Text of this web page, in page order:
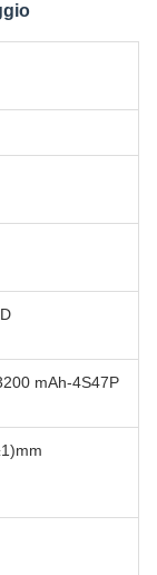
mAh-4S47P